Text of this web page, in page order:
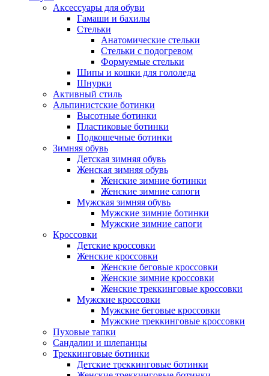
Аксессуары для обуви
Гамаши и бахилы
Стельки
Анатомические стельки
Стельки с подогревом
Формуемые стельки
Шипы и кошки для гололеда
Шнурки
Активный стиль
Альпинистские ботинки
Высотные ботинки
Пластиковые ботинки
Подкошечные ботинки
Зимняя обувь
Детская зимняя обувь
Женская зимняя обувь
Женские зимние ботинки
Женские зимние сапоги
Мужская зимняя обувь
Мужские зимние ботинки
Мужские зимние сапоги
Кроссовки
Детские кроссовки
Женские кроссовки
Женские беговые кроссовки
Женские зимние кроссовки
Женские треккинговые кроссовки
Мужские кроссовки
Мужские беговые кроссовки
Мужские треккинговые кроссовки
Пуховые тапки
Сандалии и шлепанцы
Треккинговые ботинки
Детские треккинговые ботинки